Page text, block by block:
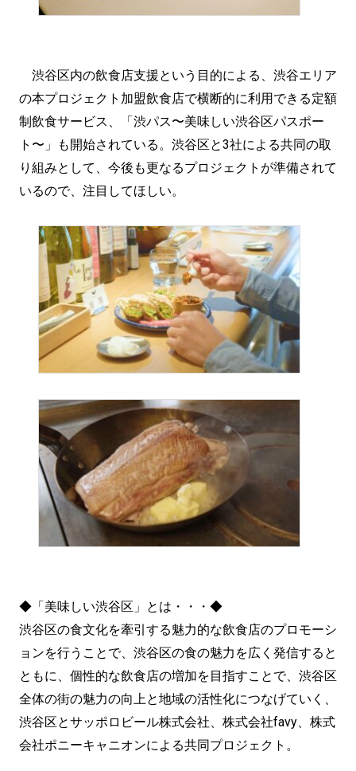
渋谷区内の飲食店支援という目的による、渋谷エリア
の本プロジェクト加盟飲食店で横断的に利用できる定額
制飲食サービス、「渋パス〜美味しい渋谷区パスポー
ト〜」も開始されている。渋谷区と3社による共同の取
り組みとして、今後も更なるプロジェクトが準備されて
いるので、注目してほしい。
◆「美味しい渋谷区」とは・・・◆
渋谷区の食文化を牽引する魅力的な飲食店のプロモーシ
ョンを行うことで、渋谷区の食の魅力を広く発信すると
ともに、個性的な飲食店の増加を目指すことで、渋谷区
全体の街の魅力の向上と地域の活性化につなげていく、
渋谷区とサッポロビール株式会社、株式会社favy、株式
会社ポニーキャニオンによる共同プロジェクト。